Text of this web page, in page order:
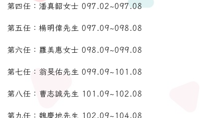
第四任：潘真韶女士 097.02~097.08
第五任：楊明偉先生 097.09~098.08
第六任：羅美惠女士 098.09~099.08
第七任：翁旻佑先生 099.09~101.08
第八任：曹志誠先生 101.09~102.08
第九任：魏慶地先生 102.09~104.08